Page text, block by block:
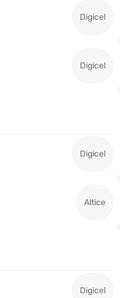
Digicel
Digicel
Digicel
Altice
Digicel